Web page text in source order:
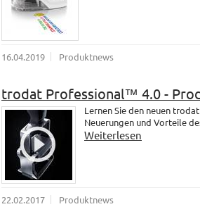
16.04.2019 Produktnews
trodat Professional™ 4.0 -
Lernen Sie den neuen
Neuerungen und Vorteile
Weiterlesen
22.02.2017 Produktnews